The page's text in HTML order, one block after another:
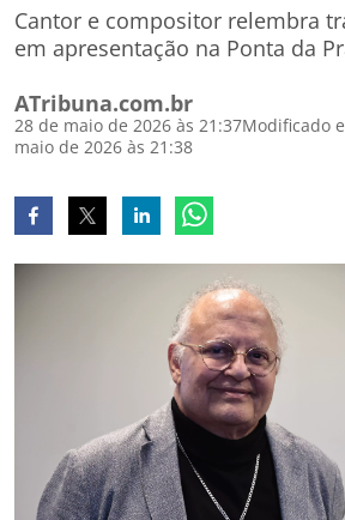
Cantor e compositor relembra
em apresentação na Ponta da
ATribuna.com.br
28 de maio de 2026 às 21:37Modificado
maio de 2026 às 21:38